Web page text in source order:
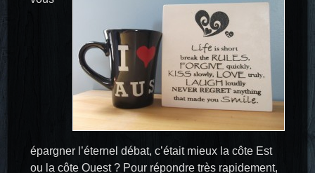
épargner l’éternel débat, c’était mieux la côte Est
ou la côte Ouest ? Pour répondre très rapidement,